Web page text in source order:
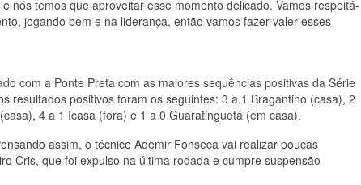
nós temos que aproveitar esse momento delicado. Vamos respeitá-
jogando bem e na liderança, então vamos fazer valer esses
com a Ponte Preta com as maiores sequências positivas da Série
resultados positivos foram os seguintes: 3 a 1 Bragantino (casa), 2
4 a 1 Icasa (fora) e 1 a 0 Guaratinguetá (em casa).
assim, o técnico Ademir Fonseca vai realizar poucas
Cris, que foi expulso na última rodada e cumpre suspensão